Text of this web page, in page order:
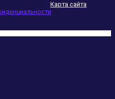
Карта сайта